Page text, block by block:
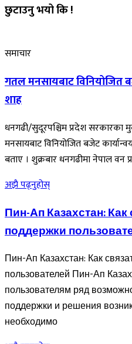
छुटाउनु भयो कि !
समाचार
गतल मनसायबाट विनियोजित
शाह
धनगढी/सुदूरपश्चिम प्रदेश सरकारका
मनसायबाट विनियोजित बजेट
बताए । शुक्रबार धनगढीमा नेपाल वन
अझै पढ्नुहोस्
Пин-Ап Казахстан:
поддержки
Пин-Ап Казахстан: Как
пользователей Пин-Ап
пользователям ряд
поддержки и решения
необходимо